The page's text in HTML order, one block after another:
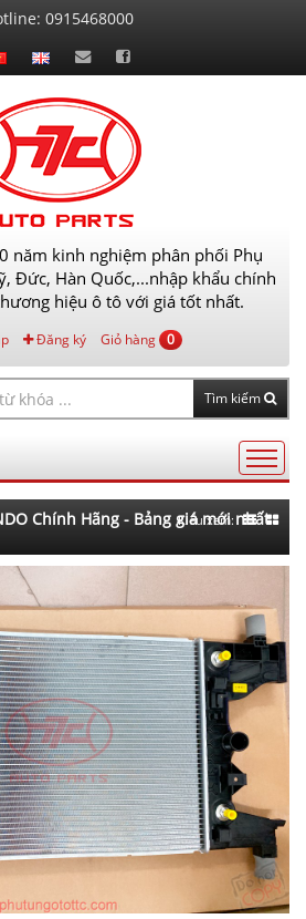
hệ
0915468000
năm kinh nghiệm phân phối Phụ
Đức, Hàn Quốc,...nhập khẩu chính
hiệu ô tô với giá tốt nhất.
Đăng ký Giỏ hàng 0
Tìm kiếm
Chính Hãng - Bảng giá mới nhất
Kiểu xem: